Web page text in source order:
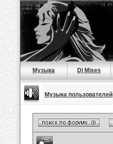
Музыка Dj Mixes
Музыка пользователей